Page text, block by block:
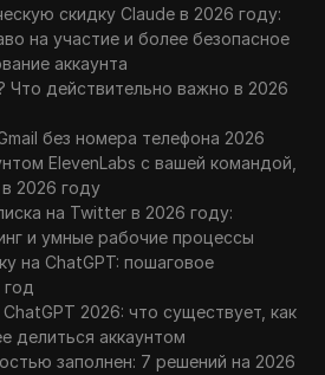
скидку Claude в 2026 году:
на участие и более безопасное
аккаунта
Что действительно важно в 2026
без номера телефона 2026
ElevenLabs с вашей командой,
2026 году
на Twitter в 2026 году:
и умные рабочие процессы
на ChatGPT: пошаговое
2026: что существует, как
делиться аккаунтом
заполнен: 7 решений на 2026